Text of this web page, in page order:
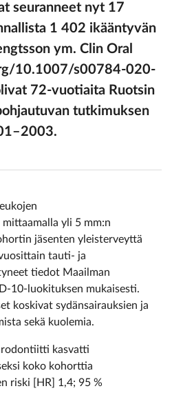
seuranneet nyt 17
1 402 ikääntyvän
ym. Clin Oral
10.1007/s00784-020-
72-vuotiaita Ruotsin
tutkimuksen
yli 5 mm:n
jäsenten yleisterveyttä
tauti- ja
tiedot Maailman
10-luokituksen mukaisesti.
koskivat sydänsairauksien ja
sekä kuolemia.
kasvatti
koko kohorttia
riski [HR] 1,4; 95 %